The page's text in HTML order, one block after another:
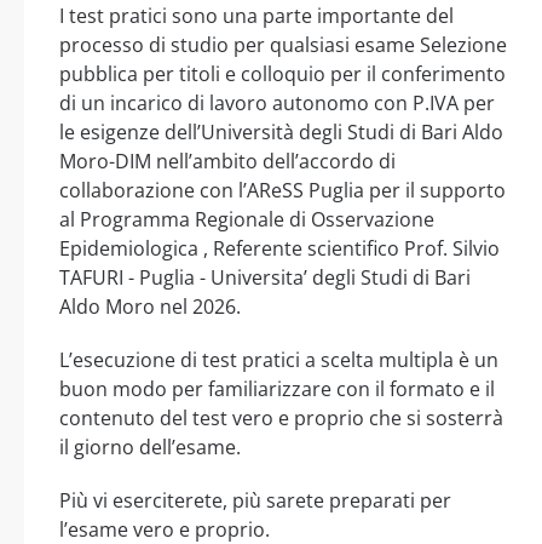
I test pratici sono una parte importante del
processo di studio per qualsiasi esame Selezione
pubblica per titoli e colloquio per il conferimento
di un incarico di lavoro autonomo con P.IVA per
le esigenze dell’Università degli Studi di Bari Aldo
Moro-DIM nell’ambito dell’accordo di
collaborazione con l’AReSS Puglia per il supporto
al Programma Regionale di Osservazione
Epidemiologica , Referente scientifico Prof. Silvio
TAFURI - Puglia - Universita’ degli Studi di Bari
Aldo Moro nel 2026.
L’esecuzione di test pratici a scelta multipla è un
buon modo per familiarizzare con il formato e il
contenuto del test vero e proprio che si sosterrà
il giorno dell’esame.
Più vi eserciterete, più sarete preparati per
l’esame vero e proprio.